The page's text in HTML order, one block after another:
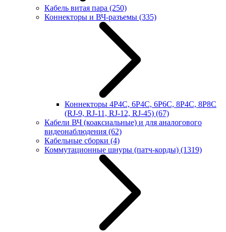
Кабель витая пара (250)
Коннекторы и ВЧ-разъемы (335)
Коннекторы 4P4C, 6P4C, 6P6C, 8P4C, 8P8C
(RJ-9, RJ-11, RJ-12, RJ-45) (67)
Кабели ВЧ (коаксиальные) и для аналогового
видеонаблюдения (62)
Кабельные сборки (4)
Коммутационные шнуры (патч-корды) (1319)